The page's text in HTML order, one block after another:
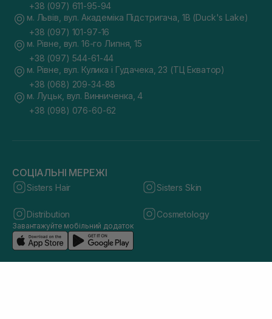
+38 (097) 611-95-94
м. Львів, вул. Академіка Підстригача, 1В (Duck's Lake)
+38 (097) 101-97-16
м. Рівне, вул. 16-го Липня, 15
+38 (097) 544-61-44
м. Рівне, вул. Кулика і Гудачека, 23 (ТЦ Екватор)
+38 (068) 209-34-88
м. Луцьк, вул. Винниченка, 4
+38 (098) 076-60-62
СОЦІАЛЬНІ МЕРЕЖІ
Sisters Hair Sisters Skin
Distribution Cosmetology
Завантажуйте мобільний додаток